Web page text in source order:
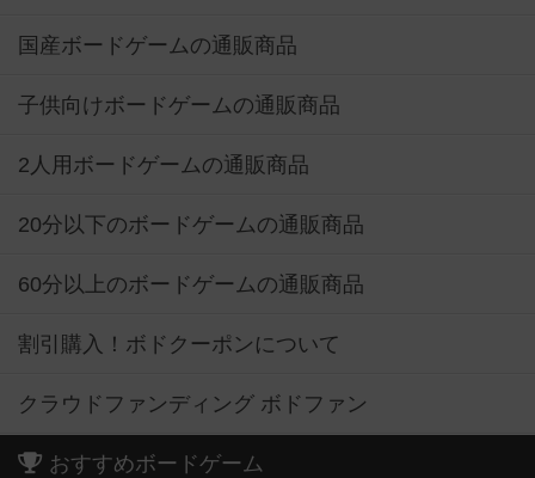
国産ボードゲームの通販商品
子供向けボードゲームの通販商品
2人用ボードゲームの通販商品
20分以下のボードゲームの通販商品
60分以上のボードゲームの通販商品
割引購入！ボドクーポンについて
クラウドファンディング ボドファン
おすすめボードゲーム